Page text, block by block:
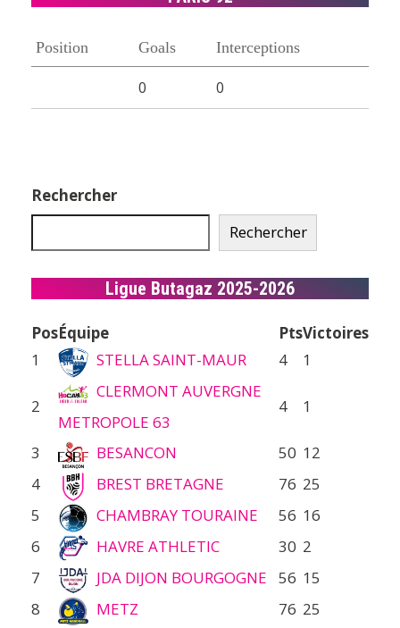
Position Goals Interceptions
0 0
Rechercher
Rechercher
Ligue Butagaz 2025-2026
PosÉquipe PtsVictoires
1
STELLA SAINT-MAUR 4 1
2
CLERMONT AUVERGNE
METROPOLE 63
4 1
3 BESANCON 50 12
4
BREST BRETAGNE 76 25
5
CHAMBRAY TOURAINE 56 16
6
HAVRE ATHLETIC 30 2
7
JDA DIJON BOURGOGNE 56 15
8
METZ 76 25